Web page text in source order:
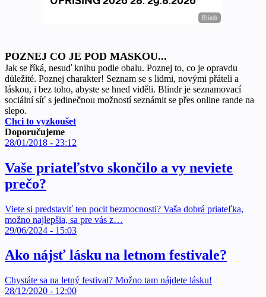
POZNEJ CO JE POD MASKOU...
Jak se říká, nesuď knihu podle obalu. Poznej to, co je opravdu
důležité. Poznej charakter! Seznam se s lidmi, novými přáteli a
láskou, i bez toho, abyste se hned viděli. Blindr je seznamovací
sociální síť s jedinečnou možností seznámit se přes online rande na
slepo.
Chci to vyzkoušet
Doporučujeme
28/01/2018 - 23:12
Vaše priateľstvo skončilo a vy neviete
prečo?
Viete si predstaviť ten pocit bezmocnosti? Vaša dobrá priateľka,
možno najlepšia, sa pre vás z…
29/06/2024 - 15:03
Ako nájsť lásku na letnom festivale?
Chystáte sa na letný festival? Možno tam nájdete lásku!
28/12/2020 - 12:00